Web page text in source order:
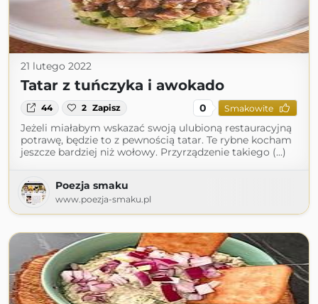
21 lutego 2022
Tatar z tuńczyka i awokado
44 2 Zapisz 0 Smakowite
Jeżeli miałabym wskazać swoją ulubioną restauracyjną
potrawę, będzie to z pewnością tatar. Te rybne kocham
jeszcze bardziej niż wołowy. Przyrządzenie takiego (...)
Poezja smaku
www.poezja-smaku.pl